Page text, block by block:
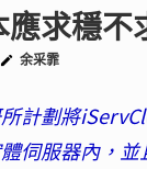
應求穩不
余采霏
計劃將
伺服器內，